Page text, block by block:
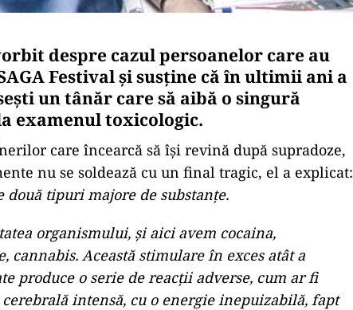
despre cazul persoanelor care au
Festival și susține că în ultimii ani a
un tânăr care să aibă o singură
examenul toxicologic.
care încearcă să își revină după supradoze,
nu se soldează cu un final tragic, el a explicat:
tipuri majore de substanțe.
organismului, și aici avem cocaina,
cannabis. Această stimulare în exces atât a
produce o serie de reacții adverse, cum ar fi
intensă, cu o energie inepuizabilă, fapt